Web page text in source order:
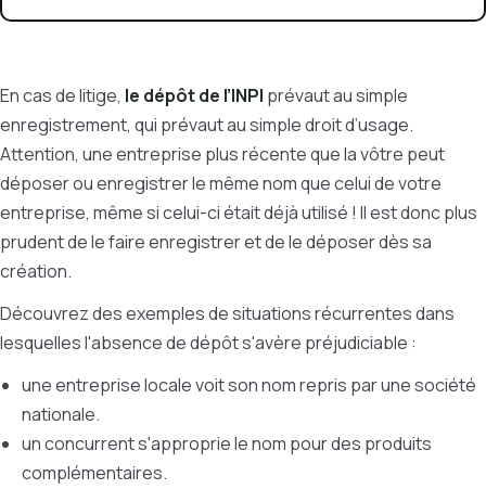
En cas de litige, le dépôt de l’INPI prévaut au simple
enregistrement, qui prévaut au simple droit d’usage.
Attention, une entreprise plus récente que la vôtre peut
déposer ou enregistrer le même nom que celui de votre
entreprise, même si celui-ci était déjà utilisé ! Il est donc plus
prudent de le faire enregistrer et de le déposer dès sa
création.
Découvrez des exemples de situations récurrentes dans
lesquelles l'absence de dépôt s'avère préjudiciable :
une entreprise locale voit son nom repris par une société
nationale.
un concurrent s'approprie le nom pour des produits
complémentaires.